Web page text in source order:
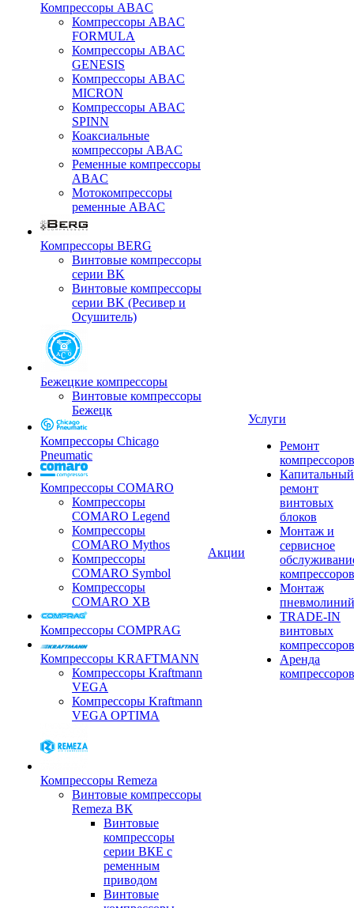
Компрессоры ABAC
Компрессоры ABAC
FORMULA
Компрессоры ABAC
GENESIS
Компрессоры ABAC
MICRON
Компрессоры ABAC
SPINN
Коаксиальные
компрессоры ABAC
Ременные компрессоры
ABAC
Мотокомпрессоры
ременные ABAC
Компрессоры BERG
Винтовые компрессоры
серии BK
Винтовые компрессоры
серии BK (Ресивер и
Осушитель)
Бежецкие компрессоры
Винтовые компрессоры
Бежецк
Компрессоры Chicago
Pneumatic
Компрессоры COMARO
Компрессоры
COMARO Legend
Компрессоры
COMARO Mythos
Компрессоры
COMARO Symbol
Компрессоры
COMARO XB
Компрессоры COMPRAG
Компрессоры KRAFTMANN
Компрессоры Kraftmann
VEGA
Компрессоры Kraftmann
VEGA OPTIMA
Компрессоры Remeza
Винтовые компрессоры
Remeza ВК
Винтовые
компрессоры
серии ВКЕ с
ременным
приводом
Винтовые
Акции
Услуги
Ремонт
компрессоров
Капитальный
ремонт
винтовых
блоков
Монтаж и
сервисное
компрессоров
Монтаж
пневмолиний
TRADE-IN
винтовых
компрессоров
Аренда
компрессоров